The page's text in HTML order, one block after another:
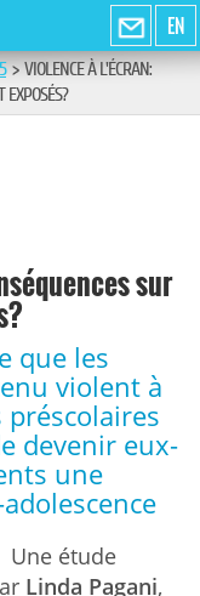
EN
>VIOLENCE À L'ÉCRAN:
EXPOSÉS?
sur
que les
violent à
préscolaires
devenir eux-
une
Une étude
Linda Pagani,